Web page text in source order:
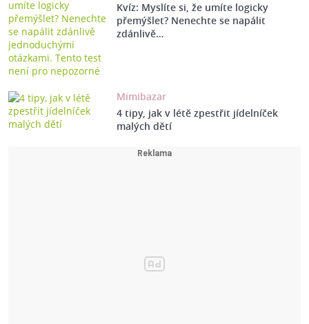
Kvíz: Myslíte si, že umíte logicky
přemýšlet? Nenechte se napálit
zdánlivě…
Mimibazar
4 tipy, jak v létě zpestřit jídelníček
malých dětí